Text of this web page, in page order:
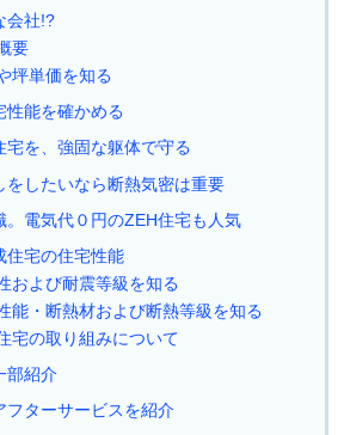
会社!?
要
坪単価を知る
性能を確かめる
宅を、強固な躯体で守る
をしたいなら断熱気密は重要
。電気代０円のZEH住宅も人気
住宅の住宅性能
および耐震等級を知る
能・断熱材および断熱等級を知る
宅の取り組みについて
部紹介
フターサービスを紹介